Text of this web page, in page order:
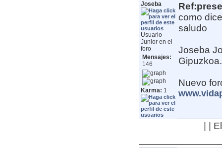
Joseba
Usuario
Junior en el
foro
Mensajes:
146
Karma: 1
como
saludo
Joseba
Nuevo
| |